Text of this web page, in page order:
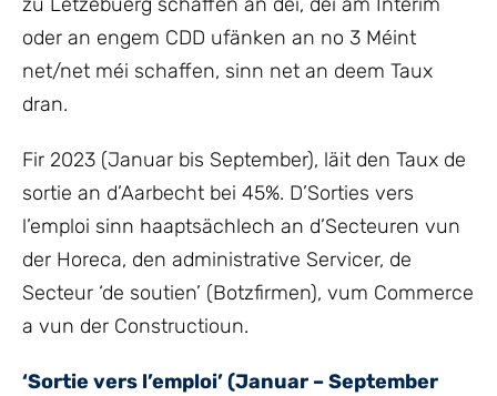
oder an engem CDD ufänken an no 3 Méint
net/net méi schaffen, sinn net an deem Taux
dran.
Fir 2023 (Januar bis September), läit den Taux de
sortie an d’Aarbecht bei 45%. D’Sorties vers
l’emploi sinn haaptsächlech an d’Secteuren vun
der Horeca, den administrative Servicer, de
Secteur ‘de soutien’ (Botzfirmen), vum Commerce
a vun der Constructioun.
‘Sortie vers l’emploi’ (Januar – September